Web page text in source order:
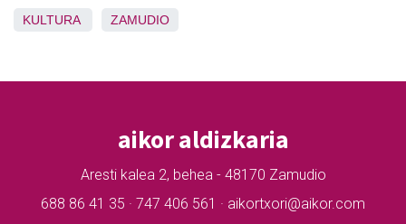
KULTURA ZAMUDIO
aikor aldizkaria
Aresti kalea 2, behea - 48170 Zamudio
688 86 41 35 · 747 406 561 · aikortxori@aikor.com